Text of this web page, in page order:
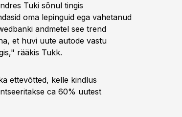
Tuki sõnul tingis
oma lepinguid ega vahetanud
andmetel see trend
et huvi uute autode vastu
rääkis Tukk.
ettevõtted, kelle kindlus
ca 60% uutest